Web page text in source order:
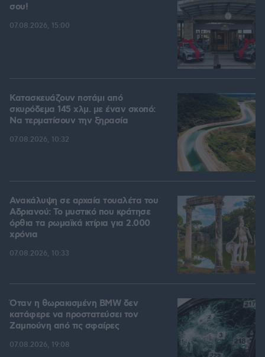
σου!
07.08.2026, 15:00
Κατασκευάζουν ποτάμι από
σκυρόδεμα 145 χλμ. με έναν σκοπό:
Να τερματίσουν την ξηρασία
07.08.2026, 10:32
Ανακάλυψη σε αρχαία τουαλέτα του
Αδριανού: Το μυστικό που κράτησε
όρθια τα ρωμαϊκά κτίρια για 2.000
χρόνια
07.08.2026, 10:33
Όταν η θωρακισμένη BMW δεν
κατάφερε να προστατεύσει τον
Ζαμπούνη από τις σφαίρες
07.08.2026, 19:08